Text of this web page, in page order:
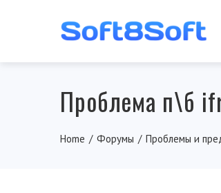
Проблема п\б
Home Форумы Проблемы и